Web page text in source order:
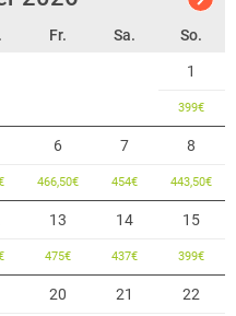
Fr. Sa. So.
1
399€
6
466,50€
7
454€
8
443,50€
13
475€
14
437€
15
399€
20 21 22